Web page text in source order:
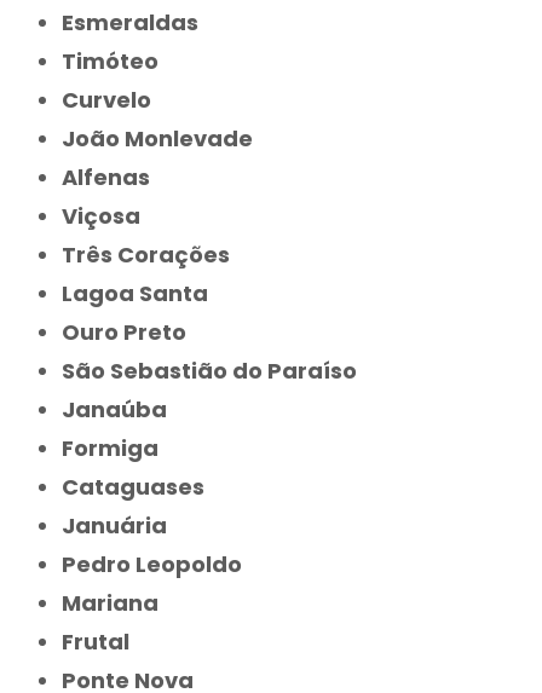
Esmeraldas
Timóteo
Curvelo
João Monlevade
Alfenas
Viçosa
Três Corações
Lagoa Santa
Ouro Preto
São Sebastião do Paraíso
Janaúba
Formiga
Cataguases
Januária
Pedro Leopoldo
Mariana
Frutal
Ponte Nova